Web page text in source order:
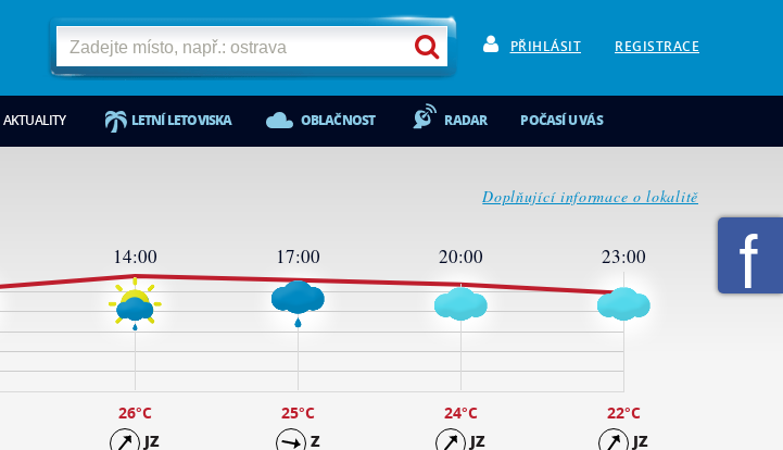
PŘIHLÁSIT REGISTRACE
AKTUALITY LETNÍ LETOVISKA OBLAČNOST RADAR POČASÍ U VÁS
Doplňující informace o lokalitě
14:00
26°C
JZ
17:00
25°C
Z
20:00
24°C
JZ
23:00
22°C
JZ